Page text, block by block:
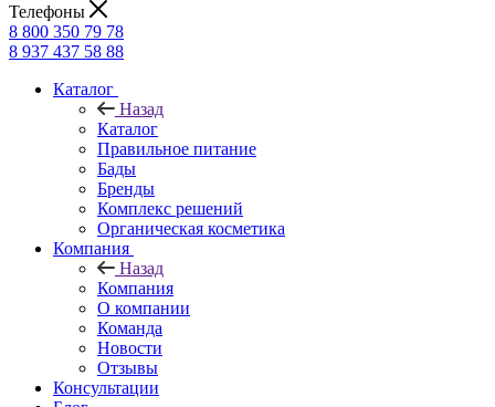
Телефоны
8 800 350 79 78
8 937 437 58 88
Каталог
Назад
Каталог
Правильное питание
Бады
Бренды
Комплекс решений
Органическая косметика
Компания
Назад
Компания
О компании
Команда
Новости
Отзывы
Консультации